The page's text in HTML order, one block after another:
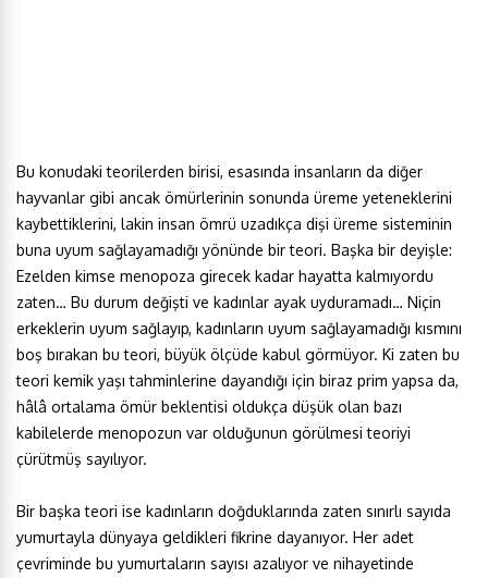
Bu konudaki teorilerden birisi, esasında insanların da diğer
hayvanlar gibi ancak ömürlerinin sonunda üreme yeteneklerini
kaybettiklerini, lakin insan ömrü uzadıkça dişi üreme sisteminin
buna uyum sağlayamadığı yönünde bir teori. Başka bir deyişle:
Ezelden kimse menopoza girecek kadar hayatta kalmıyordu
zaten… Bu durum değişti ve kadınlar ayak uyduramadı… Niçin
erkeklerin uyum sağlayıp, kadınların uyum sağlayamadığı kısmını
boş bırakan bu teori, büyük ölçüde kabul görmüyor. Ki zaten bu
teori kemik yaşı tahminlerine dayandığı için biraz prim yapsa da,
hâlâ ortalama ömür beklentisi oldukça düşük olan bazı
kabilelerde menopozun var olduğunun görülmesi teoriyi
çürütmüş sayılıyor.
Bir başka teori ise kadınların doğduklarında zaten sınırlı sayıda
yumurtayla dünyaya geldikleri fikrine dayanıyor. Her adet
çevriminde bu yumurtaların sayısı azalıyor ve nihayetinde